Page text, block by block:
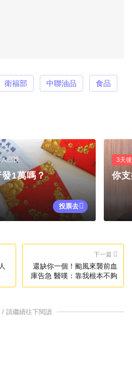
衛福部 中聯油品 食品
已投
1萬嗎？
投票去
3天
你
下一篇
還缺你一個！颱風來襲前血
庫告急 醫嘆：靠我根本不夠
/ 請繼續往下閱讀